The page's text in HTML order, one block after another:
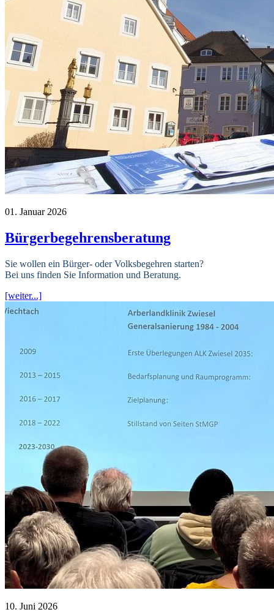
01. Januar 2026
Bürgerbegehrensberatung
Sie wollen ein Bürger- oder Volksbegehren starten?
Bei uns finden Sie Information und Beratung.
[weiter...]
10. Juni 2026